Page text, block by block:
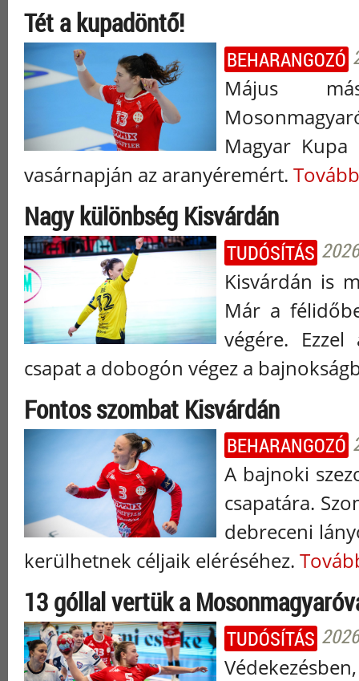
Tét a kupadöntő!
BEHARANGOZÓ
Május
Magyar
vasárnapján az aranyéremért.
Nagy különbség Kisvárdán
TUDÓSÍTÁS
Kisvárdán is
Már a
végére.
csapat a dobogón végez a
Fontos szombat Kisvárdán
BEHARANGOZÓ
A bajnoki
csapatára.
debreceni
kerülhetnek céljaik eléréséhez.
13 góllal vertük a
TUDÓSÍTÁS